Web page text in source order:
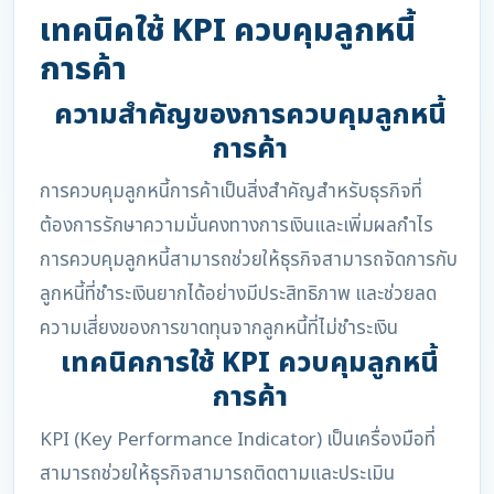
เทคนิคใช้ KPI ควบคุมลูกหนี้
การค้า
ความสำคัญของการควบคุมลูกหนี้
การค้า
การควบคุมลูกหนี้การค้าเป็นสิ่งสำคัญสำหรับธุรกิจที่
ต้องการรักษาความมั่นคงทางการเงินและเพิ่มผลกำไร
การควบคุมลูกหนี้สามารถช่วยให้ธุรกิจสามารถจัดการกับ
ลูกหนี้ที่ชำระเงินยากได้อย่างมีประสิทธิภาพ และช่วยลด
ความเสี่ยงของการขาดทุนจากลูกหนี้ที่ไม่ชำระเงิน
เทคนิคการใช้ KPI ควบคุมลูกหนี้
การค้า
KPI (Key Performance Indicator) เป็นเครื่องมือที่
สามารถช่วยให้ธุรกิจสามารถติดตามและประเมิน